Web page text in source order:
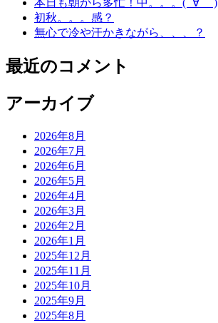
本日も朝から多忙！中。。。( ´∀｀ )
初秋。。。感？
無心で冷や汗かきながら、、、？
最近のコメント
アーカイブ
2026年8月
2026年7月
2026年6月
2026年5月
2026年4月
2026年3月
2026年2月
2026年1月
2025年12月
2025年11月
2025年10月
2025年9月
2025年8月